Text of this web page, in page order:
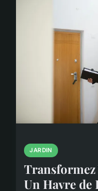
JARDIN
Transformez
Un Havre de